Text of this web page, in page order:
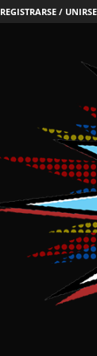
REGISTRARSE / UNIRSE